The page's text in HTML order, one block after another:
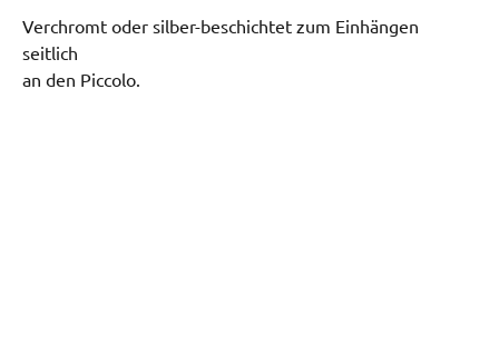
Verchromt oder silber-beschichtet zum Einhängen
seitlich
an den Piccolo.